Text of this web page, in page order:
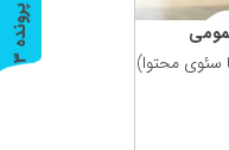
سئوی محتوا)
پ
ر
و
ن
د
ه
3